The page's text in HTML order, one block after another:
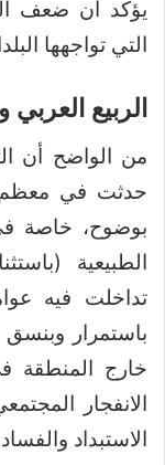
يؤكد أن ضعف
التي تواجهها
الربيع
من الواضح أن
حدثت في معظم
بوضوح، خاصة في
الطبيعية
تداخلت فيه
باستمرار
خارج المنطقة
الانفجار
الاستبداد